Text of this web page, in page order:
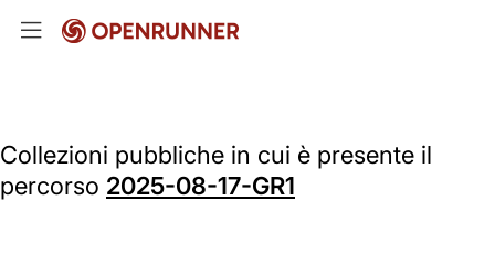
Collezioni pubbliche in cui è presente il
percorso 2025-08-17-GR1